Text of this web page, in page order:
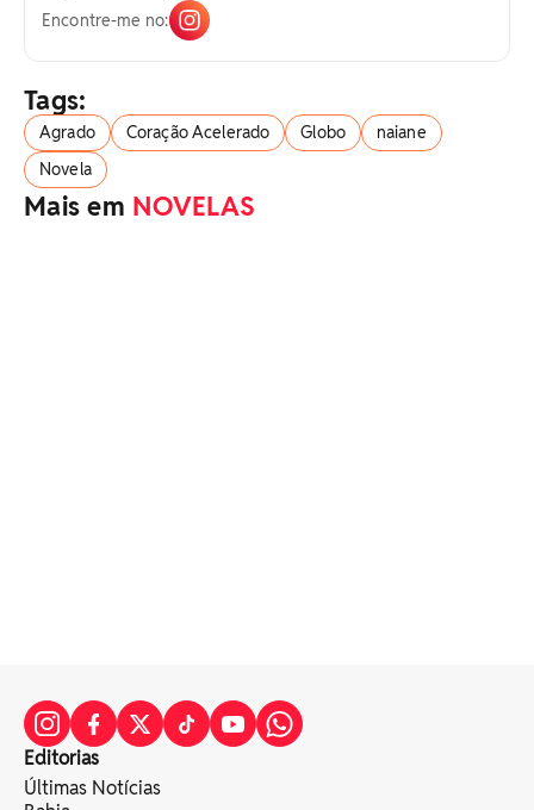
Encontre-me no:
Tags:
Agrado Coração Acelerado Globo
naiane
Novela
Mais em NOVELAS
Editorias
Últimas Notícias